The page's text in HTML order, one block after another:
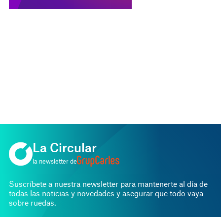
La Circular
la newsletter de
Suscríbete a nuestra newsletter para mantenerte al día de
todas las noticias y novedades y asegurar que todo vaya
sobre ruedas.